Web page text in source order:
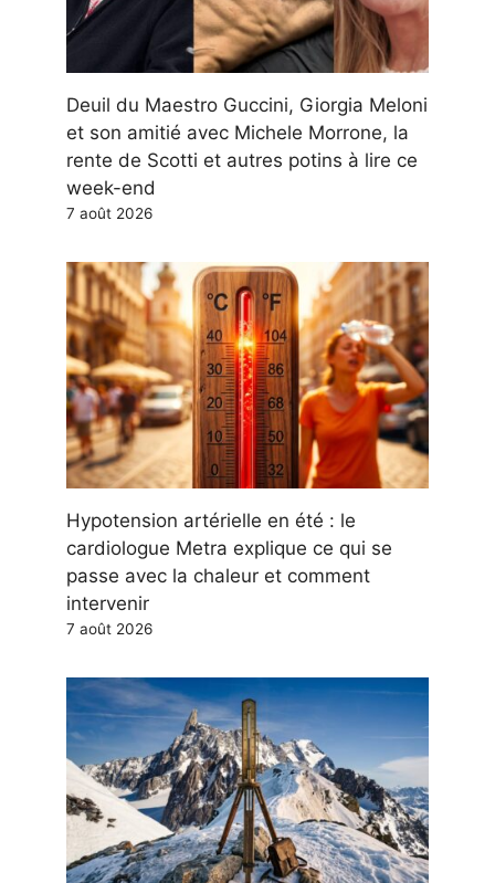
Deuil du Maestro Guccini, Giorgia Meloni
et son amitié avec Michele Morrone, la
rente de Scotti et autres potins à lire ce
week-end
7 août 2026
Hypotension artérielle en été : le
cardiologue Metra explique ce qui se
passe avec la chaleur et comment
intervenir
7 août 2026